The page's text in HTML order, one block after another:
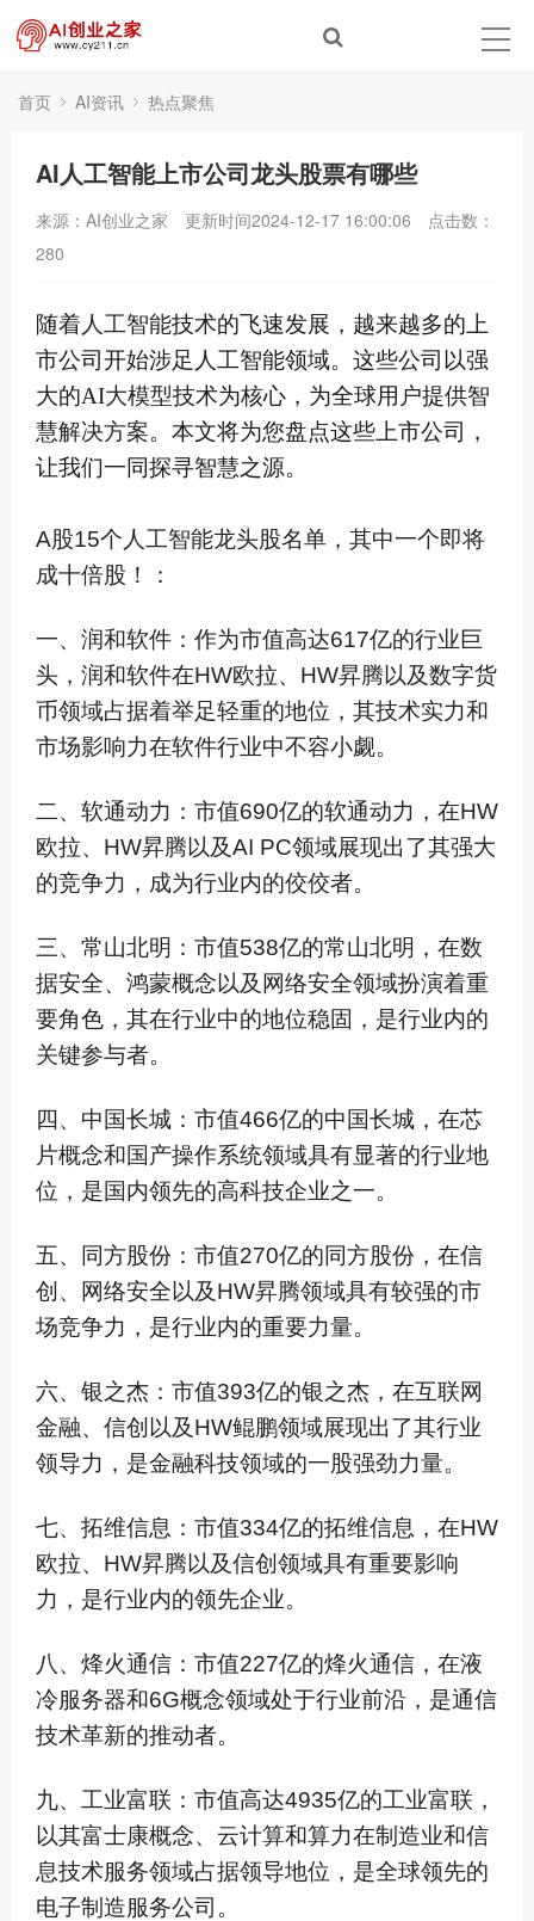
首页 AI资讯 热点聚焦
AI人工智能上市公司龙头股票有哪些
来源：AI创业之家 更新时间2024-12-17 16:00:06
点击数：
280
随着人工智能技术的飞速发展，越来越多的上
市公司开始涉足人工智能领域。这些公司以强
大的AI大模型技术为核心，为全球用户提供智
慧解决方案。本文将为您盘点这些上市公司，
让我们一同探寻智慧之源。
A股15个人工智能龙头股名单，其中一个即将
成十倍股！：
一、润和软件：作为市值高达617亿的行业巨
头，润和软件在HW欧拉、HW昇腾以及数字货
币领域占据着举足轻重的地位，其技术实力和
市场影响力在软件行业中不容小觑。
二、软通动力：市值690亿的软通动力，在HW
欧拉、HW昇腾以及AI PC领域展现出了其强大
的竞争力，成为行业内的佼佼者。
三、常山北明：市值538亿的常山北明，在数
据安全、鸿蒙概念以及网络安全领域扮演着重
要角色，其在行业中的地位稳固，是行业内的
关键参与者。
四、中国长城：市值466亿的中国长城，在芯
片概念和国产操作系统领域具有显著的行业地
位，是国内领先的高科技企业之一。
五、同方股份：市值270亿的同方股份，在信
创、网络安全以及HW昇腾领域具有较强的市
场竞争力，是行业内的重要力量。
六、银之杰：市值393亿的银之杰，在互联网
金融、信创以及HW鲲鹏领域展现出了其行业
领导力，是金融科技领域的一股强劲力量。
七、拓维信息：市值334亿的拓维信息，在HW
欧拉、HW昇腾以及信创领域具有重要影响
力，是行业内的领先企业。
八、烽火通信：市值227亿的烽火通信，在液
冷服务器和6G概念领域处于行业前沿，是通信
技术革新的推动者。
九、工业富联：市值高达4935亿的工业富联，
以其富士康概念、云计算和算力在制造业和信
息技术服务领域占据领导地位，是全球领先的
电子制造服务公司。